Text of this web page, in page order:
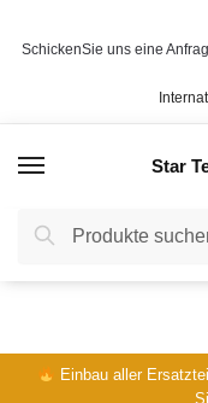
SchickenSie uns eine
Star
Suche
nach:
Suche
Einbau aller